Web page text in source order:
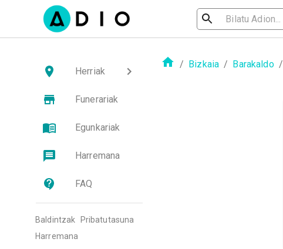
Herriak
Funerariak
Egunkariak
Harremana
FAQ
Baldintzak
Pribatutasuna
Harremana
/ Bizkaia / Barakaldo /